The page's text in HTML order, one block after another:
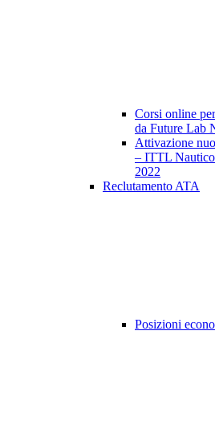
Corsi online
da Future Lab
Attivazione
– ITTL
2022
Reclutamento ATA
Posizioni